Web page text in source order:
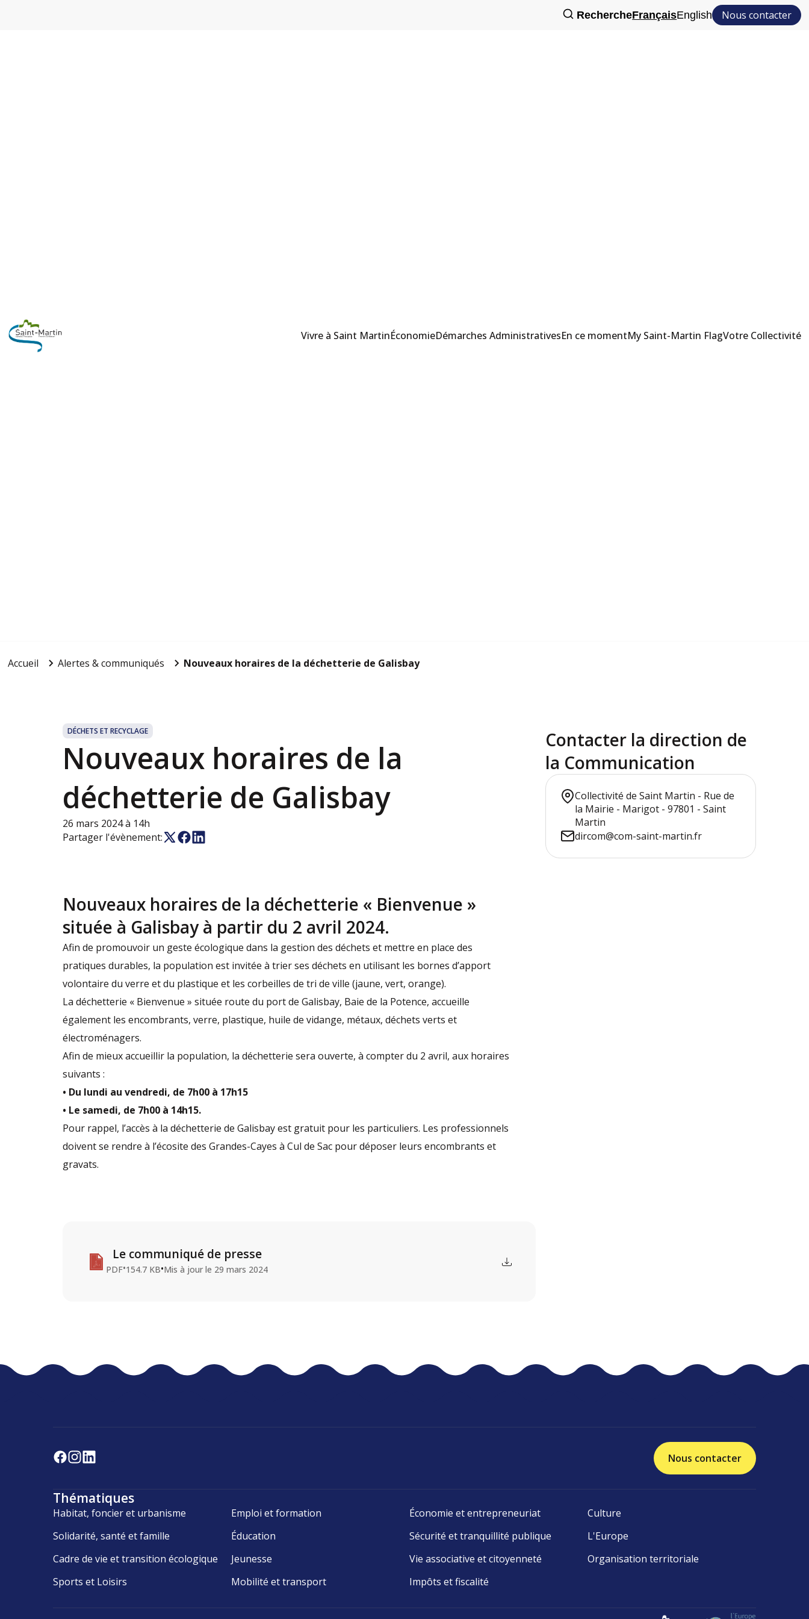
RechercheFrançaisEnglish Nous contacter
Vivre à Saint MartinÉconomieDémarches AdministrativesEn ce momentMy Saint-Martin FlagVotre Collectivité
Accueil Alertes & communiqués Nouveaux horaires de la déchetterie de Galisbay
DÉCHETS ET RECYCLAGE
Nouveaux horaires de la
déchetterie de Galisbay
26 mars 2024 à 14h
Partager l'évènement:
Nouveaux horaires de la déchetterie « Bienvenue »
située à Galisbay à partir du 2 avril 2024.
Afin de promouvoir un geste écologique dans la gestion des déchets et mettre en place des
pratiques durables, la population est invitée à trier ses déchets en utilisant les bornes d’apport
volontaire du verre et du plastique et les corbeilles de tri de ville (jaune, vert, orange).
La déchetterie « Bienvenue » située route du port de Galisbay, Baie de la Potence, accueille
également les encombrants, verre, plastique, huile de vidange, métaux, déchets verts et
électroménagers.
Afin de mieux accueillir la population, la déchetterie sera ouverte, à compter du 2 avril, aux horaires
suivants :
• Du lundi au vendredi, de 7h00 à 17h15
• Le samedi, de 7h00 à 14h15.
Pour rappel, l’accès à la déchetterie de Galisbay est gratuit pour les particuliers. Les professionnels
doivent se rendre à l’écosite des Grandes-Cayes à Cul de Sac pour déposer leurs encombrants et
gravats.
Le communiqué de presse
PDF•154.7 KB•Mis à jour le 29 mars 2024
Contacter la direction de
la Communication
Collectivité de Saint Martin - Rue de
la Mairie - Marigot - 97801 - Saint
Martin
dircom@com-saint-martin.fr
Nous contacter
Thématiques
Habitat, foncier et urbanisme Emploi et formation Économie et entrepreneuriat
Culture
Solidarité, santé et famille
Éducation Sécurité et tranquillité publique
L'Europe
Cadre de vie et transition écologique
Jeunesse Vie associative et citoyenneté
Organisation territoriale
Sports et Loisirs
Mobilité et transport Impôts et fiscalité